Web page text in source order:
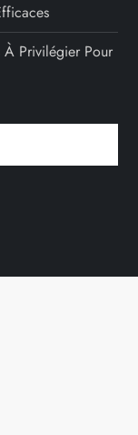
À Privilégier Pour